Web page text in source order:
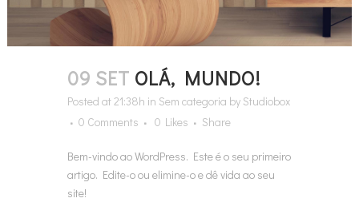
09 SET OLÁ, MUNDO!
Posted at 21:38h in Sem categoria by Studiobox
0 Comments
0 Likes Share
Bem-vindo ao WordPress. Este é o seu primeiro
artigo. Edite-o ou elimine-o e dê vida ao seu
site!